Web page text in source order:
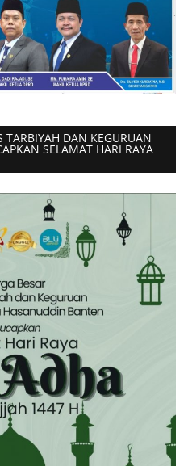
TARBIYAH DAN KEGURUAN
SELAMAT HARI RAYA